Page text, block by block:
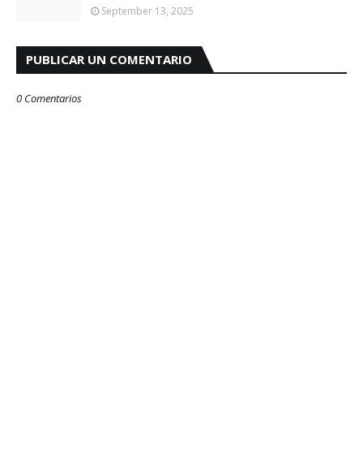
September 13, 2025
PUBLICAR UN COMENTARIO
0 Comentarios